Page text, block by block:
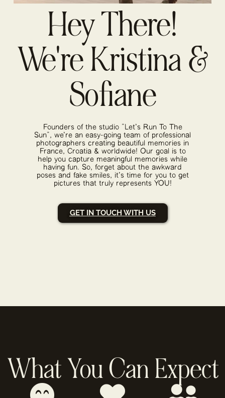
Hey There!
We're Kristina &
Sofiane
Founders of the studio "Let's Run To The
Sun", we're an easy-going team of professional
photographers creating beautiful memories in
France, Croatia & worldwide! Our goal is to
help you capture meaningful memories while
having fun. So, forget about the awkward
poses and fake smiles, it's time for you to get
pictures that truly represents YOU!
GET IN TOUCH WITH US
What You Can Expect